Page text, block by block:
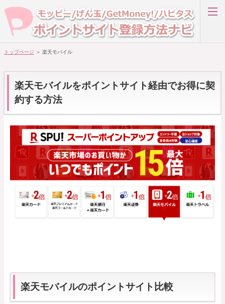
天
モ
イ
に
楽天リーベイツ
モッピー
ハピタス
アメフリ
GetMoney!
ライフメディア
ホーム
トップページ ＞ 楽天モバイル
楽天モバイルをポイントサイト経由でお得に契
約する方法
楽天モバイルのポイントサイト比較